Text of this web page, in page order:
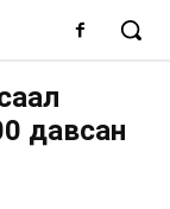
давсан